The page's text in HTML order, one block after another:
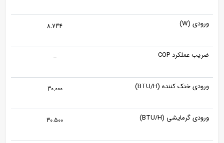
ورودی (W) 8.734
ضریب عملکرد COP –
ورودی خنک کننده (BTU/H) 30.000
ورودی گرمایشی (BTU/H) 30.500